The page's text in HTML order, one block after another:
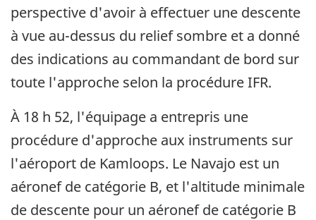
perspective d'avoir à effectuer une descente
à vue au-dessus du relief sombre et a donné
des indications au commandant de bord sur
toute l'approche selon la procédure IFR.
À 18 h 52, l'équipage a entrepris une
procédure d'approche aux instruments sur
l'aéroport de Kamloops. Le Navajo est un
aéronef de catégorie B, et l'altitude minimale
de descente pour un aéronef de catégorie B